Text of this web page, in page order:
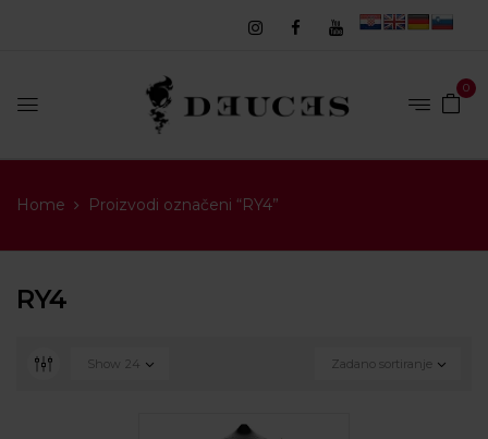
0
Home Proizvodi označeni “RY4”
RY4
Zadano sortiranje
Show 24